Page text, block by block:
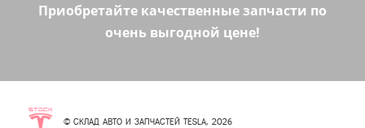
Приобретайте качественные запчасти по
очень выгодной цене!
© СКЛАД АВТО И ЗАПЧАСТЕЙ TESLA, 2026